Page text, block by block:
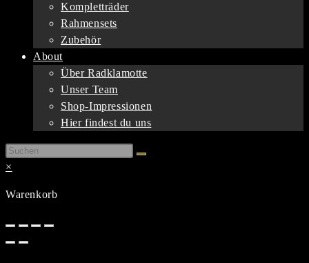
Kompletträder
Rahmensets
Zubehör
About
Über Radklamotte
Unser Team
Shop-Impressionen
Hier findest du uns
×
Warenkorb